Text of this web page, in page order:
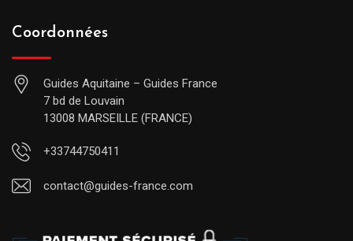
Coordonnées
Guides Aquitaine – Guides France
7 bd de Louvain
13008 MARSEILLE (FRANCE)
+33744750411
contact@guides-france.com